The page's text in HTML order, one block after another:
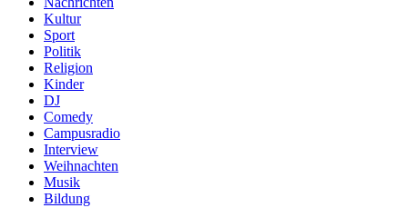
Kultur
Sport
Politik
Religion
Kinder
DJ
Comedy
Campusradio
Interview
Weihnachten
Musik
Bildung